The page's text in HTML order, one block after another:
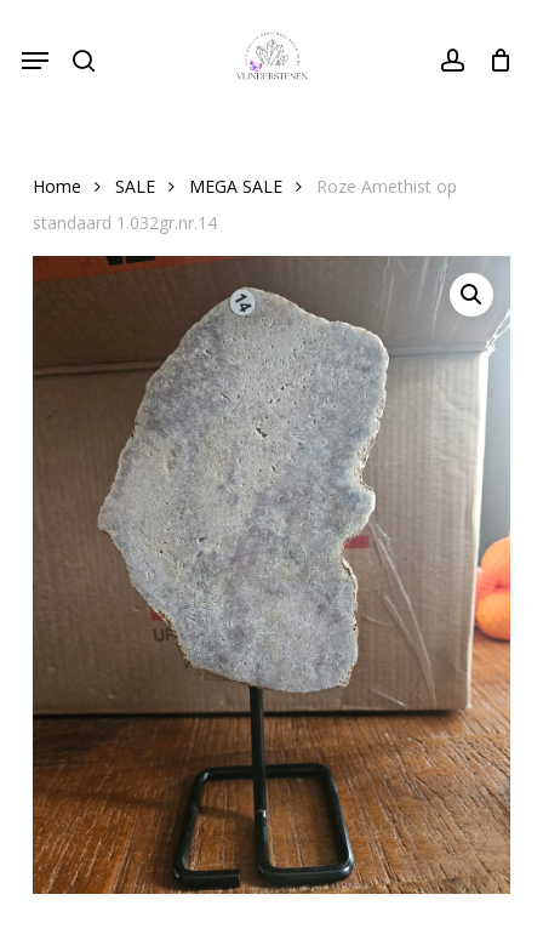
main
account
Menu Close
Cart
Home SALE MEGA SALE
Roze Amethist op
standaard 1.032gr.nr.14